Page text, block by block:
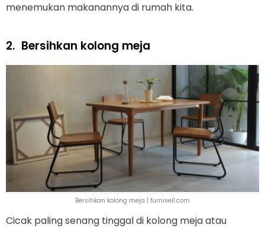
menemukan makanannya di rumah kita.
2. Bersihkan kolong meja
Bersihkan kolong meja | furnisell.com
Cicak paling senang tinggal di kolong meja atau